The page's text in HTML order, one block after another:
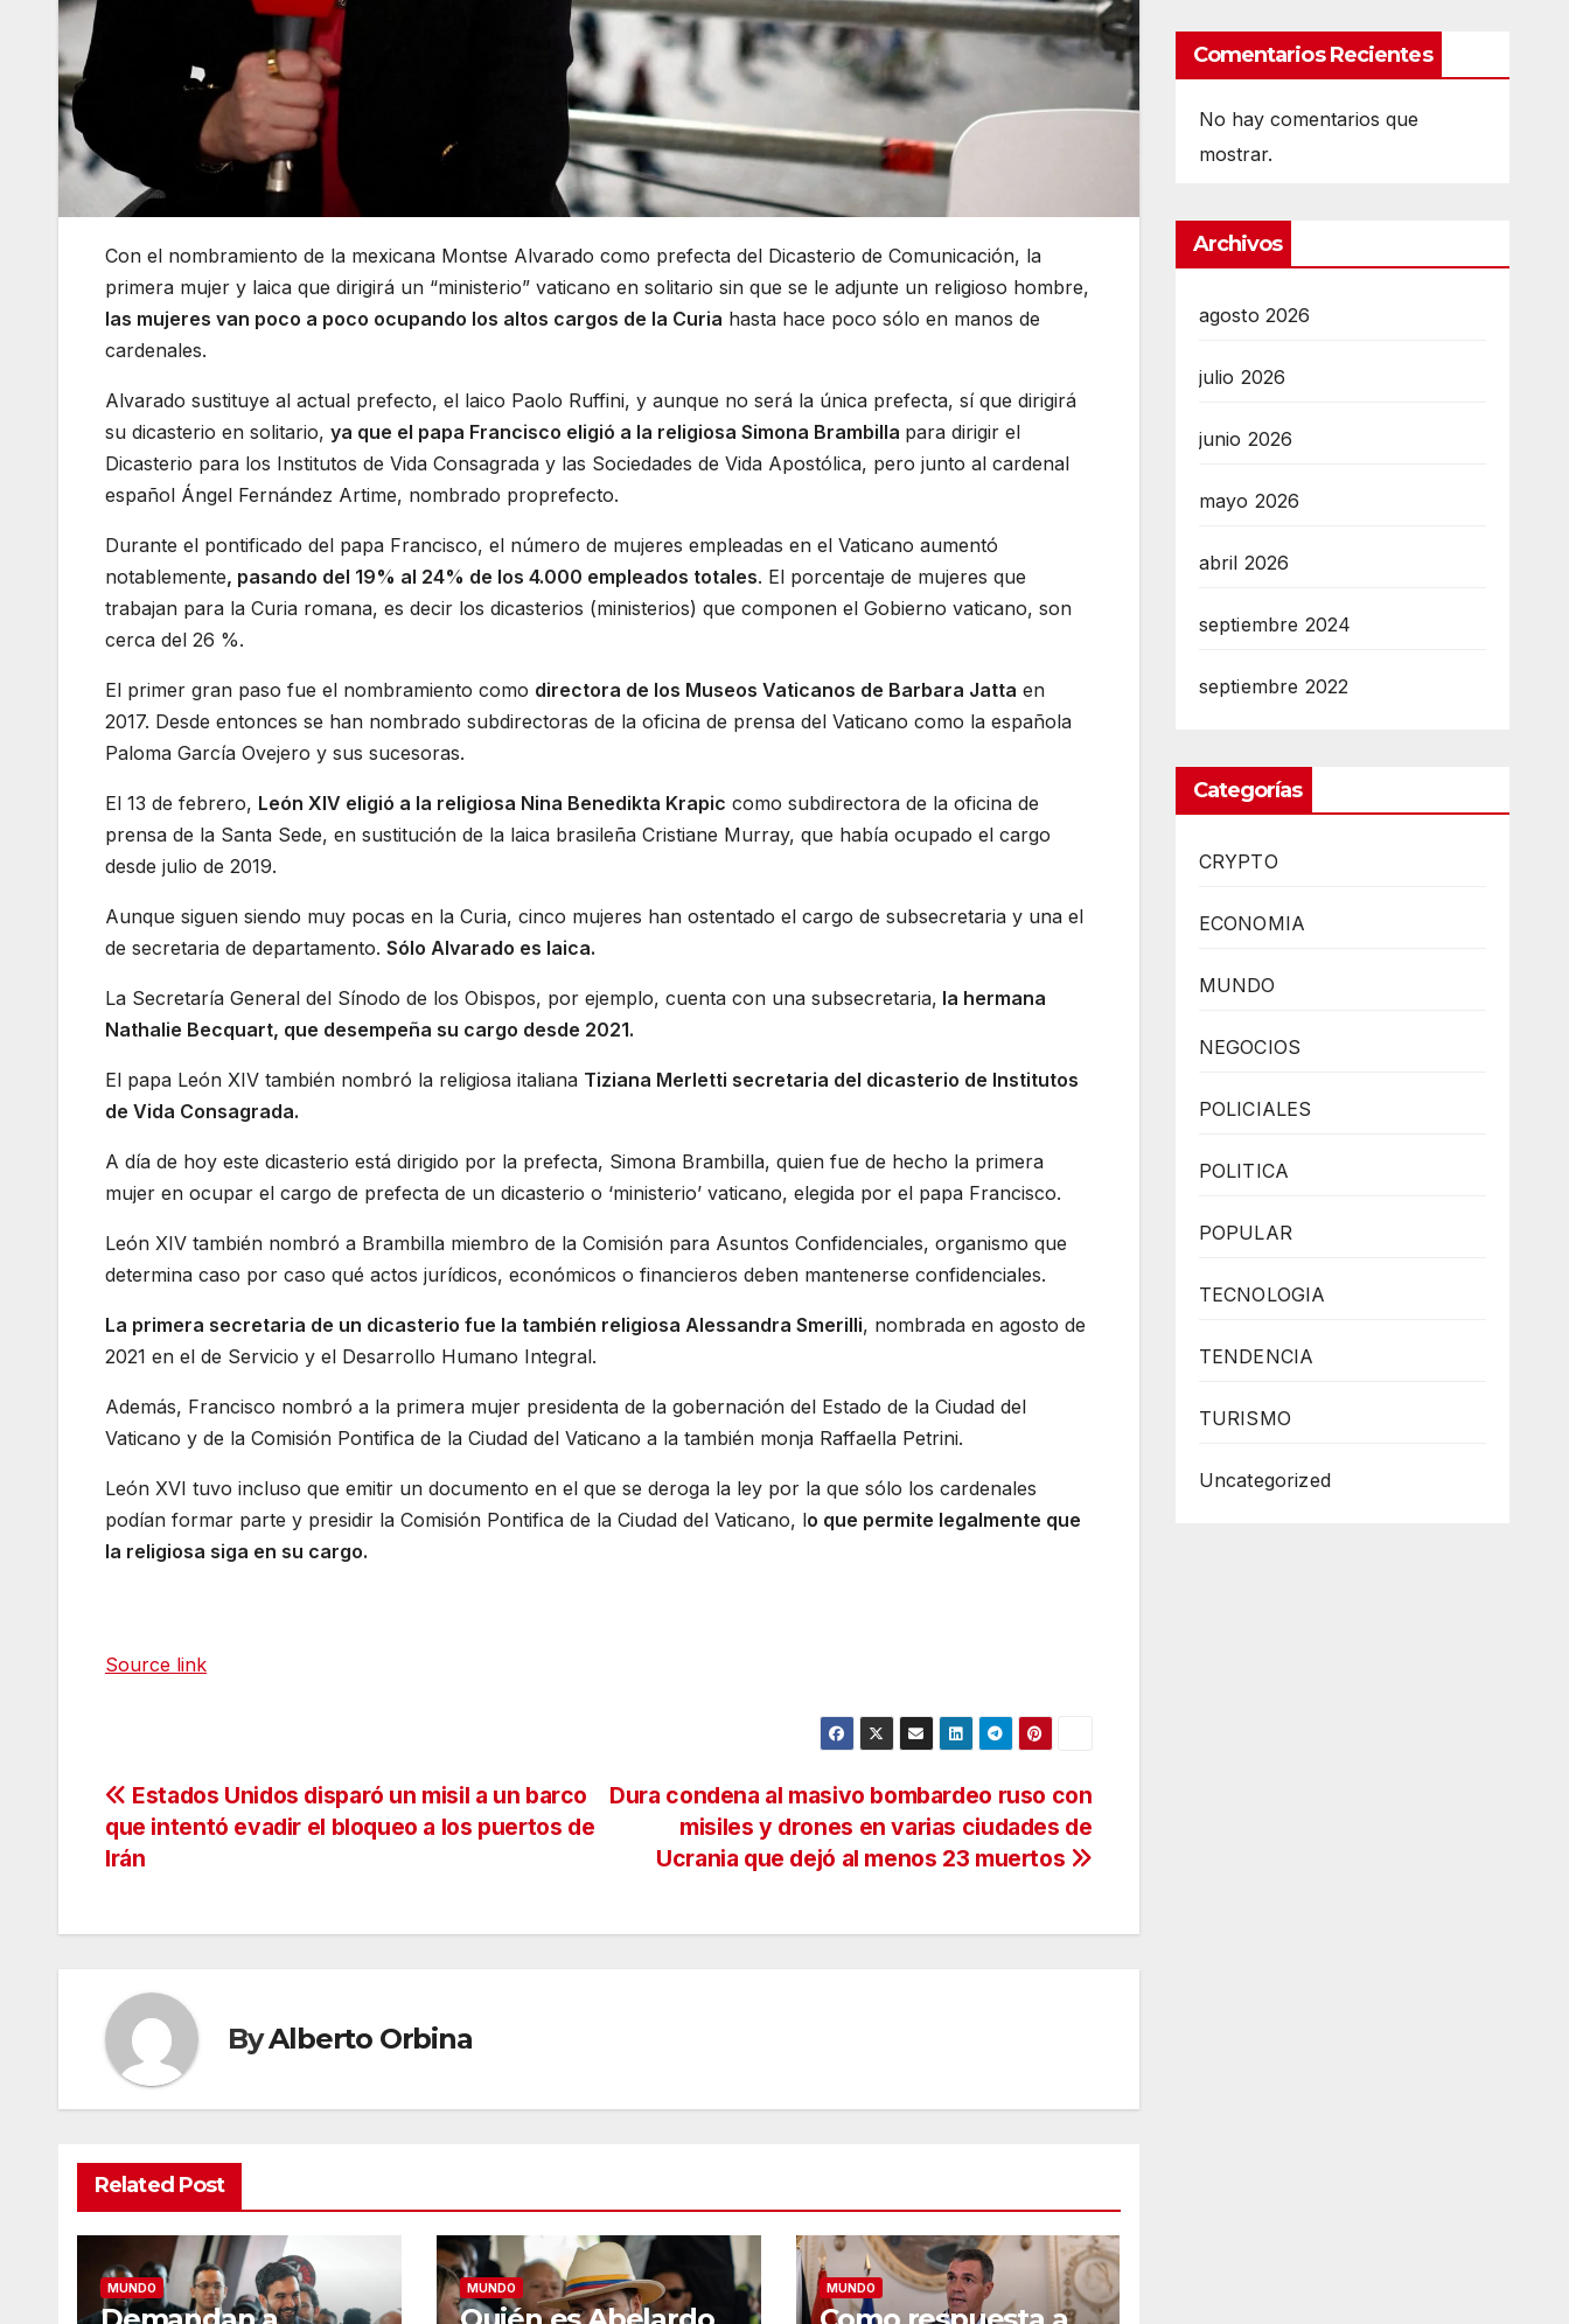
Con el nombramiento de la mexicana Montse Alvarado como prefecta del Dicasterio de Comunicación, la
primera mujer y laica que dirigirá un “ministerio” vaticano en solitario sin que se le adjunte un religioso hombre,
las mujeres van poco a poco ocupando los altos cargos de la Curia hasta hace poco sólo en manos de
cardenales.
Alvarado sustituye al actual prefecto, el laico Paolo Ruffini, y aunque no será la única prefecta, sí que dirigirá
su dicasterio en solitario, ya que el papa Francisco eligió a la religiosa Simona Brambilla para dirigir el
Dicasterio para los Institutos de Vida Consagrada y las Sociedades de Vida Apostólica, pero junto al cardenal
español Ángel Fernández Artime, nombrado proprefecto.
Durante el pontificado del papa Francisco, el número de mujeres empleadas en el Vaticano aumentó
notablemente, pasando del 19% al 24% de los 4.000 empleados totales. El porcentaje de mujeres que
trabajan para la Curia romana, es decir los dicasterios (ministerios) que componen el Gobierno vaticano, son
cerca del 26 %.
El primer gran paso fue el nombramiento como directora de los Museos Vaticanos de Barbara Jatta en
2017. Desde entonces se han nombrado subdirectoras de la oficina de prensa del Vaticano como la española
Paloma García Ovejero y sus sucesoras.
El 13 de febrero, León XIV eligió a la religiosa Nina Benedikta Krapic como subdirectora de la oficina de
prensa de la Santa Sede, en sustitución de la laica brasileña Cristiane Murray, que había ocupado el cargo
desde julio de 2019.
Aunque siguen siendo muy pocas en la Curia, cinco mujeres han ostentado el cargo de subsecretaria y una el
de secretaria de departamento. Sólo Alvarado es laica.
La Secretaría General del Sínodo de los Obispos, por ejemplo, cuenta con una subsecretaria, la hermana
Nathalie Becquart, que desempeña su cargo desde 2021.
El papa León XIV también nombró la religiosa italiana Tiziana Merletti secretaria del dicasterio de Institutos
de Vida Consagrada.
A día de hoy este dicasterio está dirigido por la prefecta, Simona Brambilla, quien fue de hecho la primera
mujer en ocupar el cargo de prefecta de un dicasterio o ‘ministerio’ vaticano, elegida por el papa Francisco.
León XIV también nombró a Brambilla miembro de la Comisión para Asuntos Confidenciales, organismo que
determina caso por caso qué actos jurídicos, económicos o financieros deben mantenerse confidenciales.
La primera secretaria de un dicasterio fue la también religiosa Alessandra Smerilli, nombrada en agosto de
2021 en el de Servicio y el Desarrollo Humano Integral.
Además, Francisco nombró a la primera mujer presidenta de la gobernación del Estado de la Ciudad del
Vaticano y de la Comisión Pontifica de la Ciudad del Vaticano a la también monja Raffaella Petrini.
León XVI tuvo incluso que emitir un documento en el que se deroga la ley por la que sólo los cardenales
podían formar parte y presidir la Comisión Pontifica de la Ciudad del Vaticano, lo que permite legalmente que
la religiosa siga en su cargo.
Source link
Navegación
de
Dura condena al masivo bombardeo ruso con
misiles y drones en varias ciudades de
Ucrania que dejó al menos 23 muertos
Estados Unidos disparó un misil a un barco
que intentó evadir el bloqueo a los puertos de
Irán
ByAlberto Orbina
Related Post
MUNDO MUNDO MUNDO
Comentarios Recientes
No hay comentarios que
mostrar.
Archivos
agosto 2026
julio 2026
junio 2026
mayo 2026
abril 2026
septiembre 2024
septiembre 2022
Categorías
CRYPTO
ECONOMIA
MUNDO
NEGOCIOS
POLICIALES
POLITICA
POPULAR
TECNOLOGIA
TENDENCIA
TURISMO
Uncategorized